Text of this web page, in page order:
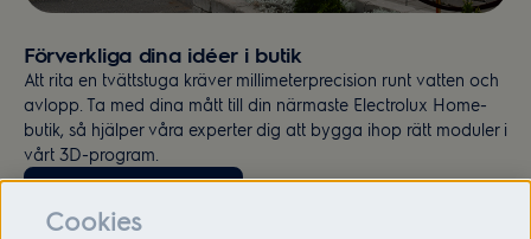
Förverkliga dina idéer i butik
Att rita en tvättstuga kräver millimeterprecision runt vatten och
avlopp. Ta med dina mått till din närmaste Electrolux Home-
butik, så hjälper våra experter dig att bygga ihop rätt moduler i
vårt 3D-program.
Cookies